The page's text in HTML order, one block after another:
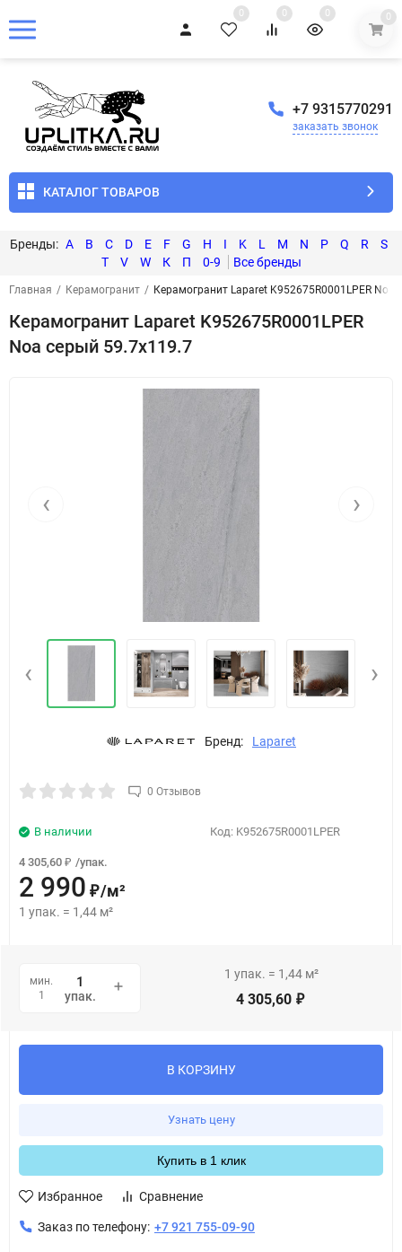
0 0 0 0
+7 9315770291
заказать звонок
КАТАЛОГ ТОВАРОВ
A B C D E F G H I K L M N P Q R
S
T
V W К П 0-9
Главная / Керамогранит / Керамогранит Laparet K952675R0001LPER Noa
Керамогранит Laparet K952675R0001LPER
Noa серый 59.7x119.7
‹ ›
‹ ›
Бренд: Laparet
0 Отзывов
Код: K952675R0001LPER
В наличии
4 305,60 ₽ /упак.
2 990 ₽/м²
1 упак. = 1,44 м²
мин.
1
упак.
1 упак. = 1,44 м²
4 305,60 ₽
В КОРЗИНУ
Узнать цену
Купить в 1 клик
Избранное Сравнение
Заказ по телефону: +7 921 755-09-90